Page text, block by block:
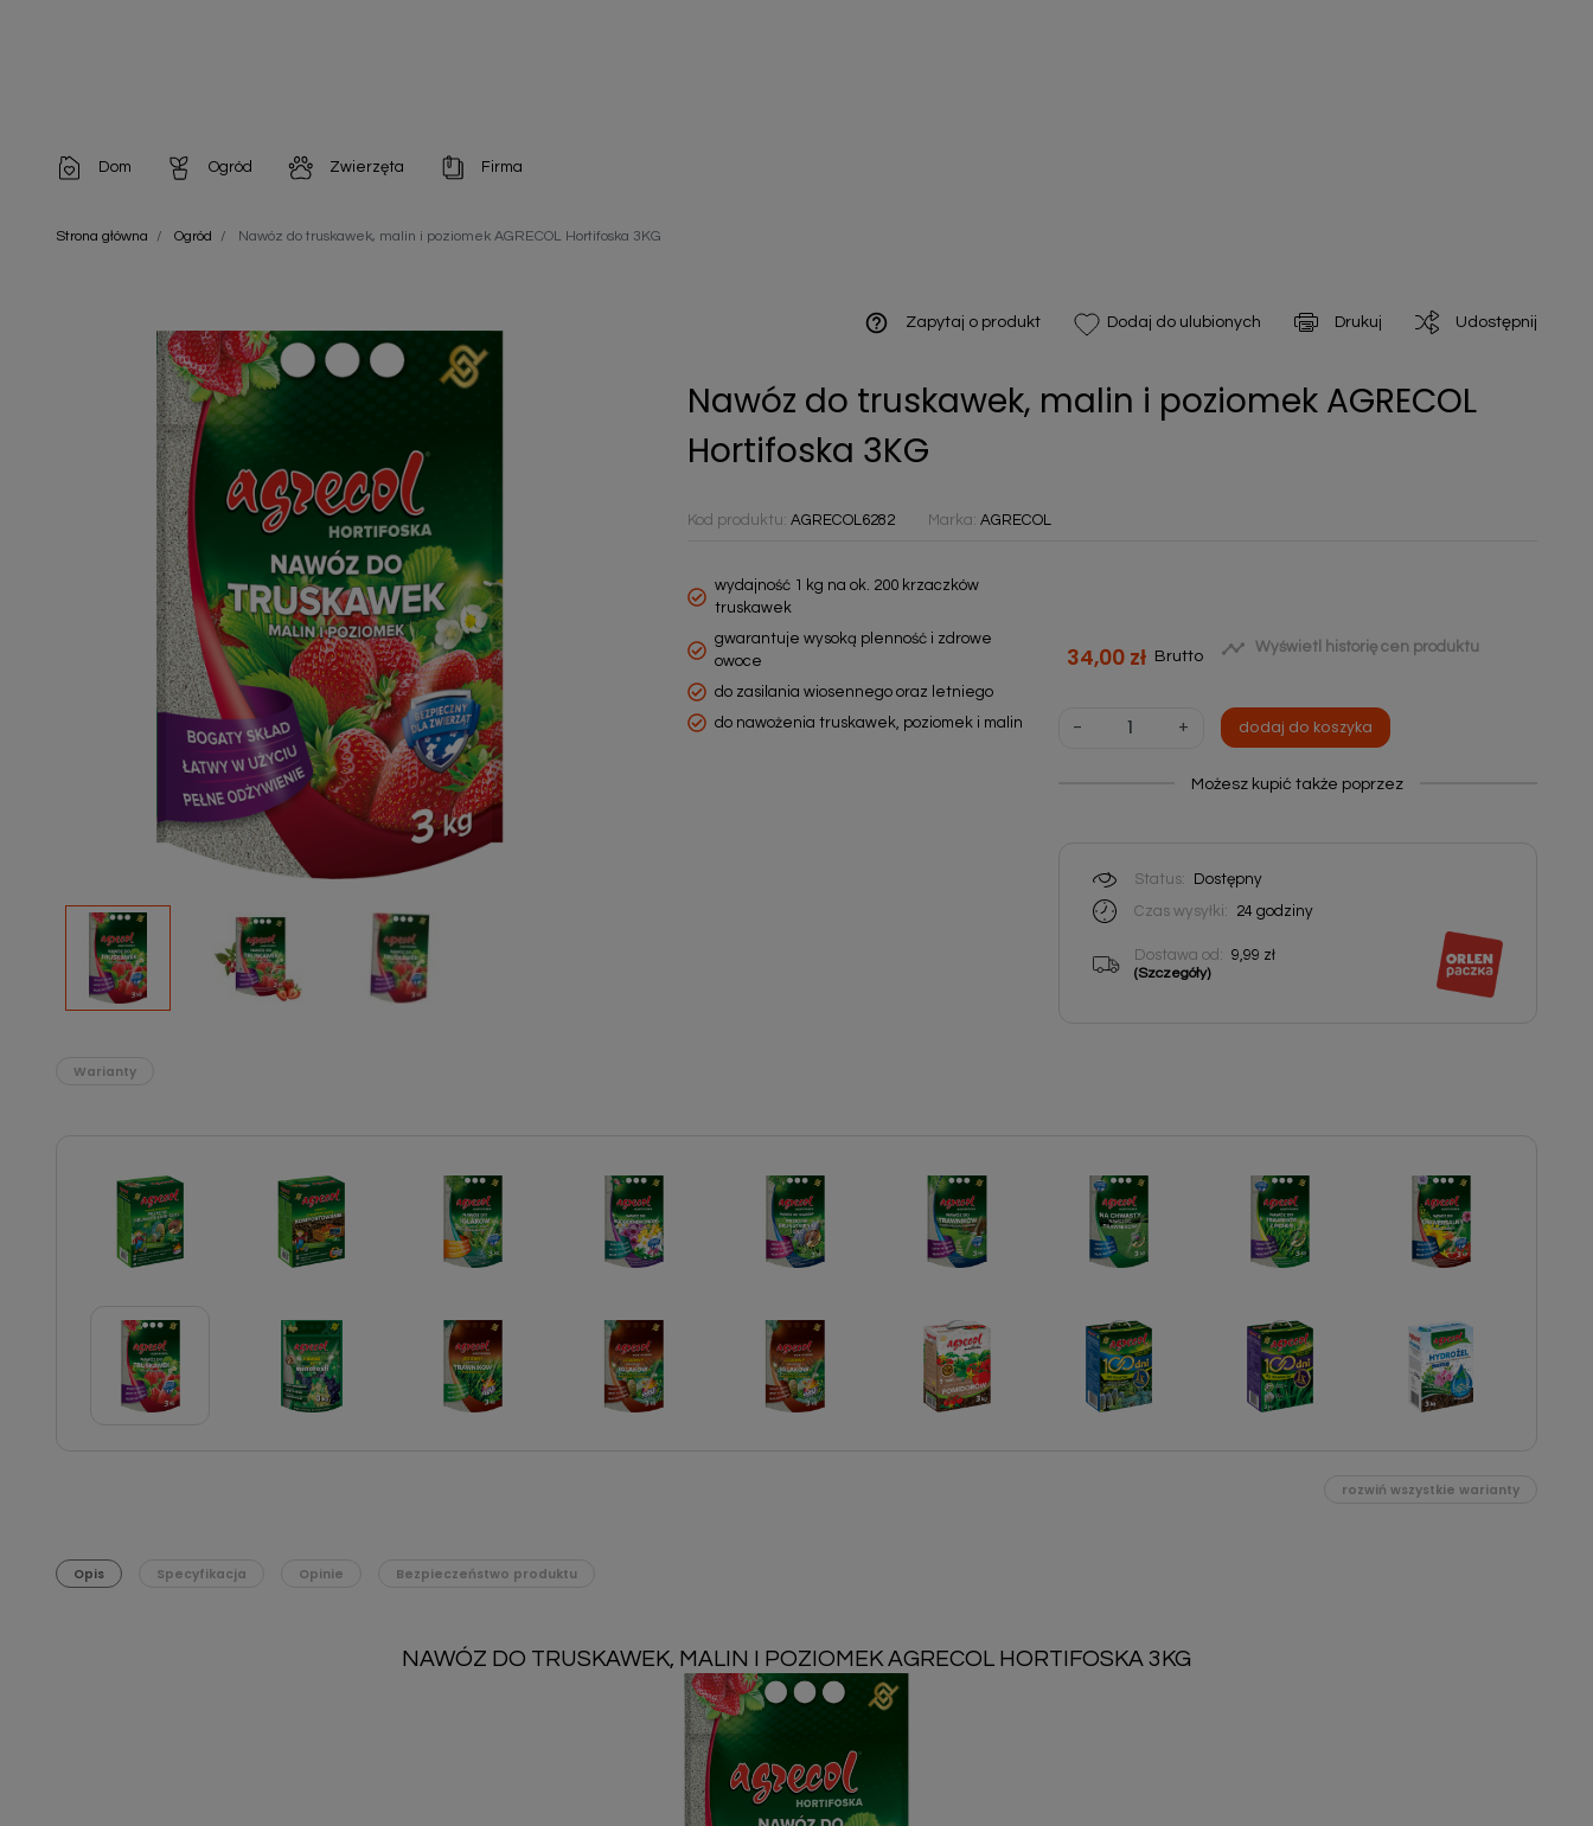
Dom
Artykuły dekoracyjne
Artykuły higieniczne
Artykuły jednorazowe
Artykuły opakowaniowe
Chemia gospodarcza
Zobacz wszystkie
Ogród
Chemia do architektury ogrodowej
Odstraszacze owadów
Odstraszacze zwierząt
Nawozy i preparaty
Narzędzia ogrodnicze
Nasiona
Podłoża
Pozostałe
Środki ochrony roślin
Środki ochrony roślin dla profesjonalistów
Zobacz wszystkie
Zwierzęta
Szampony i odżywki
Chusteczki nawilżane
Zobacz wszystkie
Firma
Artykuły Higieniczne
Strona główna Ogród Nawóz do truskawek, malin i poziomek AGRECOL Hortifoska 3KG
help_outline Zapytaj o produkt Dodaj do ulubionych Drukuj Udostępnij
Nawóz do truskawek, malin i poziomek AGRECOL
Hortifoska 3KG
Kod produktu:AGRECOL6282 Marka:AGRECOL
wydajność 1 kg na ok. 200 krzaczków
truskawek
gwarantuje wysoką plenność i zdrowe
owoce
do zasilania wiosennego oraz letniego
do nawożenia truskawek, poziomek i malin
34,00 zł Brutto  Wyświetl historię cen produktu
- + dodaj do koszyka
Możesz kupić także poprzez
Status:
Dostępny
Czas wysyłki:
24 godziny
Dostawa od: 9,99 zł
(Szczegóły)
Warianty
rozwiń wszystkie warianty
Opis Specyfikacja Opinie Bezpieczeństwo produktu
NAWÓZ DO TRUSKAWEK, MALIN I POZIOMEK AGRECOL HORTIFOSKA 3KG